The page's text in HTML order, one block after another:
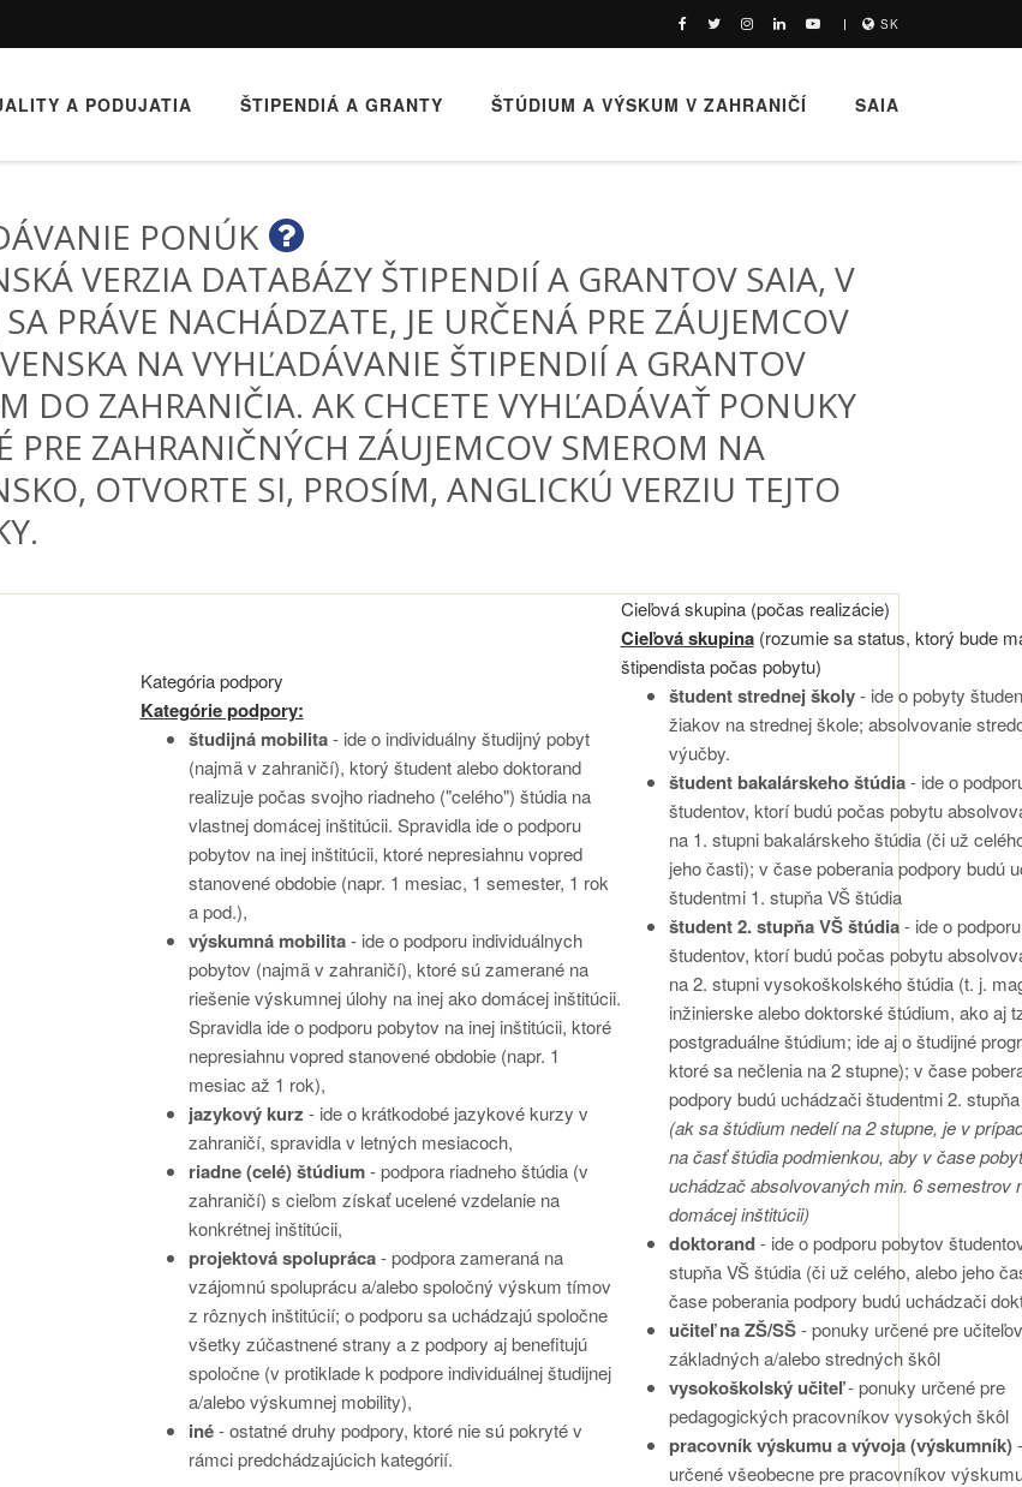
SK
A PODUJATIA ŠTIPENDIÁ A GRANTY ŠTÚDIUM A VÝSKUM V ZAHRANIČÍ SAIA
PONÚK
VERZIA DATABÁZY ŠTIPENDIÍ A GRANTOV SAIA, V
SA PRÁVE NACHÁDZATE, JE URČENÁ PRE ZÁUJEMCOV
NA VYHĽADÁVANIE ŠTIPENDIÍ A GRANTOV
DO ZAHRANIČIA. AK CHCETE VYHĽADÁVAŤ PONUKY
PRE ZAHRANIČNÝCH ZÁUJEMCOV SMEROM NA
OTVORTE SI, PROSÍM, ANGLICKÚ VERZIU TEJTO
Kategória podpory
Kategórie podpory:
študijná mobilita- ide o individuálny študijný pobyt
(najmä v zahraničí), ktorý študent alebo doktorand
realizuje počas svojho riadneho ("celého") štúdia na
vlastnej domácej inštitúcii. Spravidla ide o podporu
pobytov na inej inštitúcii, ktoré nepresiahnu vopred
stanovené obdobie (napr. 1 mesiac, 1 semester, 1 rok
a pod.),
výskumná mobilita- ide o podporu individuálnych
pobytov (najmä v zahraničí), ktoré sú zamerané na
riešenie výskumnej úlohy na inej ako domácej inštitúcii.
Spravidla ide o podporu pobytov na inej inštitúcii, ktoré
nepresiahnu vopred stanovené obdobie (napr. 1
mesiac až 1 rok),
jazykový kurz - ide o krátkodobé jazykové kurzy v
zahraničí, spravidla v letných mesiacoch,
riadne (celé) štúdium- podpora riadneho štúdia (v
zahraničí) s cieľom získať ucelené vzdelanie na
konkrétnej inštitúcii,
projektová spolupráca- podpora zameraná na
vzájomnú spoluprácu a/alebo spoločný výskum tímov
z rôznych inštitúcií; o podporu sa uchádzajú spoločne
všetky zúčastnené strany a z podpory aj benefitujú
spoločne (v protiklade k podpore individuálnej študijnej
a/alebo výskumnej mobility),
iné- ostatné druhy podpory, ktoré nie sú pokryté v
rámci predchádzajúcich kategórií.
Cieľová skupina (počas realizácie)
Cieľová skupina(rozumie sa status, ktorý bude
štipendista počas pobytu)
študent strednej školy- ide o pobyty
žiakov na strednej škole; absolvovanie
výučby.
študent bakalárskeho štúdia- ide o
študentov, ktorí budú počas pobytu
na 1. stupni bakalárskeho štúdia (či už
jeho časti); v čase poberania podpory budú
študentmi 1. stupňa VŠ štúdia
študent 2. stupňa VŠ štúdia- ide o
študentov, ktorí budú počas pobytu
na 2. stupni vysokoškolského štúdia (t. j.
inžinierske alebo doktorské štúdium, ako aj
postgraduálne štúdium; ide aj o študijné
ktoré sa nečlenia na 2 stupne); v čase
podpory budú uchádzači študentmi 2.
(ak sa štúdium nedelí na 2 stupne, je v
na časť štúdia podmienkou, aby v čase
uchádzač absolvovaných min. 6 semestrov
domácej inštitúcii)
doktorand- ide o podporu pobytov
stupňa VŠ štúdia (či už celého, alebo jeho
čase poberania podpory budú uchádzači
učiteľ na ZŠ/SŠ- ponuky určené pre učiteľov
základných a/alebo stredných škôl
vysokoškolský učiteľ- ponuky určené pre
pedagogických pracovníkov vysokých škôl
pracovník výskumu a vývoja (výskumník)
určené všeobecne pre pracovníkov